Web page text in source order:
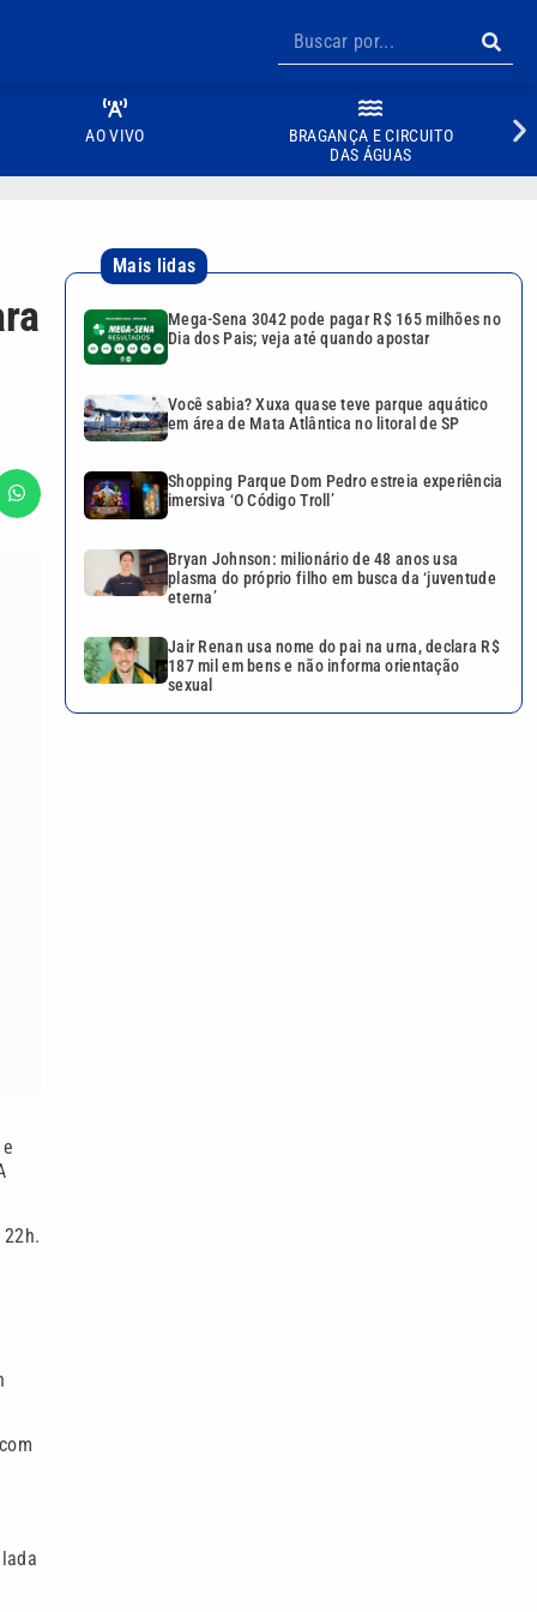
AO VIVO
BRAGANÇA E CIRCUITO
DAS ÁGUAS
Mais lidas
Mega-Sena 3042 pode pagar R$ 165 milhões no
Dia dos Pais; veja até quando apostar
Você sabia? Xuxa quase teve parque aquático
em área de Mata Atlântica no litoral de SP
Shopping Parque Dom Pedro estreia experiência
imersiva ‘O Código Troll’
Bryan Johnson: milionário de 48 anos usa
plasma do próprio filho em busca da ‘juventude
eterna’
Jair Renan usa nome do pai na urna, declara R$
187 mil em bens e não informa orientação
sexual